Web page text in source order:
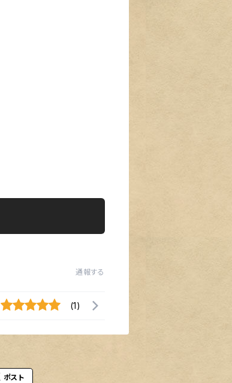
通報する
(1)
ポスト